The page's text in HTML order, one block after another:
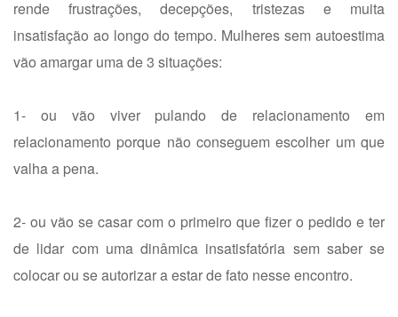
rende frustrações, decepções, tristezas e muita
insatisfação ao longo do tempo. Mulheres sem autoestima
vão amargar uma de 3 situações:
1- ou vão viver pulando de relacionamento em
relacionamento porque não conseguem escolher um que
valha a pena.
2- ou vão se casar com o primeiro que fizer o pedido e ter
de lidar com uma dinâmica insatisfatória sem saber se
colocar ou se autorizar a estar de fato nesse encontro.